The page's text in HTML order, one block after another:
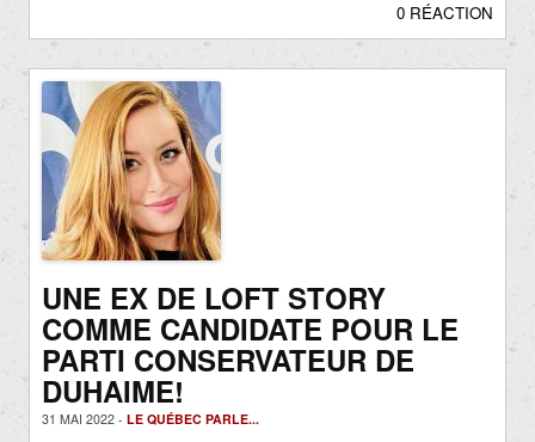
0 RÉACTION
UNE EX DE LOFT STORY
COMME CANDIDATE POUR LE
PARTI CONSERVATEUR DE
DUHAIME!
31 MAI 2022 - LE QUÉBEC PARLE...